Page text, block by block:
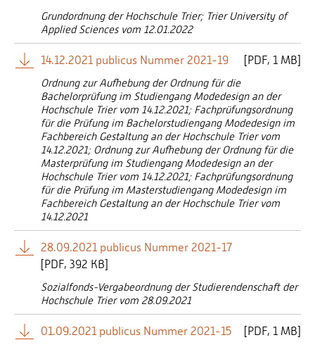
Grundordnung der Hochschule Trier; Trier University of
Applied Sciences vom 12.01.2022
14.12.2021 publicus Nummer 2021-19 PDF 1 MB]
Ordnung zur Aufhebung der Ordnung für die
Bachelorprüfung im Studiengang Modedesign an der
Hochschule Trier vom 14.12.2021; Fachprüfungsordnung
für die Prüfung im Bachelorstudiengang Modedesign im
Fachbereich Gestaltung an der Hochschule Trier vom
14.12.2021; Ordnung zur Aufhebung der Ordnung für die
Masterprüfung im Studiengang Modedesign an der
Hochschule Trier vom 14.12.2021; Fachprüfungsordnung
für die Prüfung im Masterstudiengang Modedesign im
Fachbereich Gestaltung an der Hochschule Trier vom
14.12.2021
28.09.2021 publicus Nummer 2021-17
PDF 392 KB]
Sozialfonds-Vergabeordnung der Studierendenschaft der
Hochschule Trier vom 28.09.2021
01.09.2021 publicus Nummer 2021-15 PDF 1 MB]